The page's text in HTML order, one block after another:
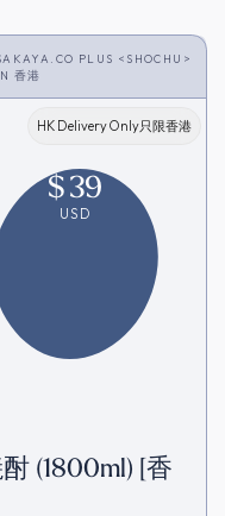
PLUS <SHOCHU>
香港
HK Delivery Only只限香港
$39
USD
(1800ml) [香